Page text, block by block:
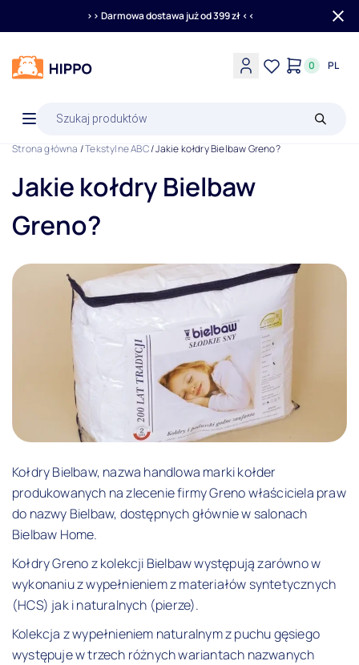
>> Darmowa dostawa już od 399 zł <<
0 PL
produktów
Strona główna /Tekstylne ABC/ Jakie kołdry Bielbaw Greno?
Jakie kołdry Bielbaw
Greno?
Kołdry Bielbaw, nazwa handlowa marki kołder
produkowanych na zlecenie firmy Greno właściciela praw
do nazwy Bielbaw, dostępnych głównie w salonach
Bielbaw Home.
Kołdry Greno z kolekcji Bielbaw występują zarówno w
wykonaniu z wypełnieniem z materiałów syntetycznych
(HCS) jak i naturalnych (pierze).
Kolekcja z wypełnieniem naturalnym z puchu gęsiego
występuje w trzech różnych wariantach nazwanych